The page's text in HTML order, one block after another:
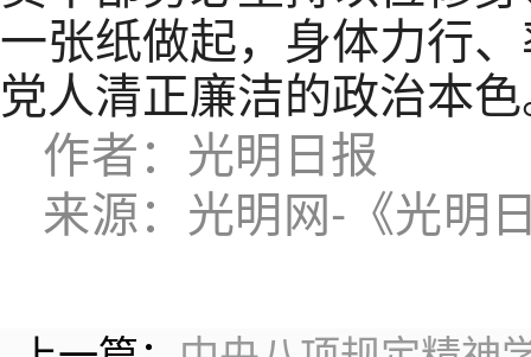
一张纸做起，身体力行
党人清正廉洁的政治本
作者：光明日报
来源：光明网-《光明